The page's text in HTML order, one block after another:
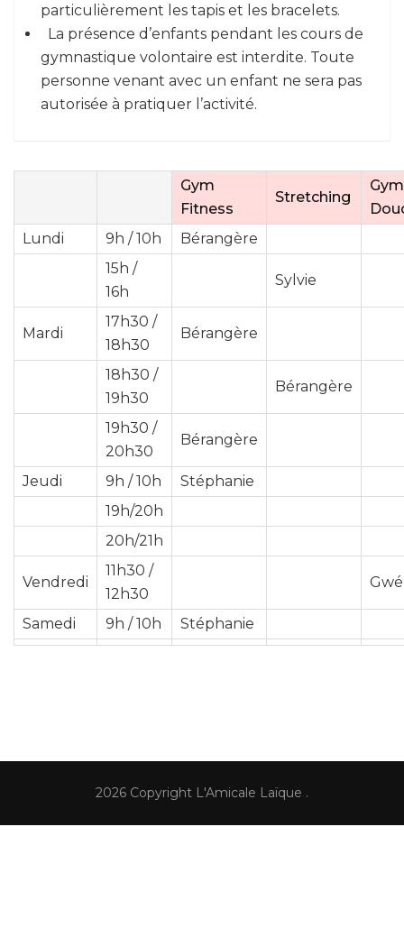
particulièrement les tapis et les bracelets.
La présence d’enfants pendant les cours de
gymnastique volontaire est interdite. Toute
personne venant avec un enfant ne sera pas
autorisée à pratiquer l’activité.
Gym
Fitness
Stretching
Gym
Lundi
9h / 10h
Bérangère
15h /
16h
Sylvie
Mardi
17h30 /
18h30
Bérangère
18h30 /
19h30
Bérangère
19h30 /
20h30
Bérangère
Jeudi 9h / 10h
Stéphanie
19h/20h
20h/21h
Vendredi
11h30 /
12h30
Samedi 9h / 10h Stéphanie
2026 Copyright L'Amicale Laïque .